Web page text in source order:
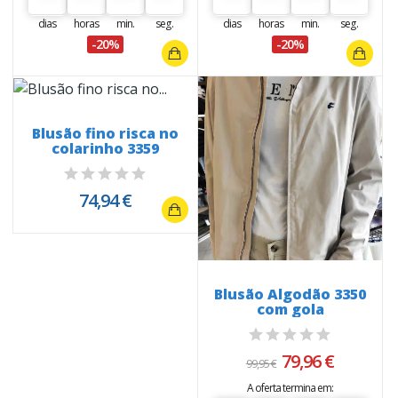
dias horas min. seg.
-20%
dias horas min. seg.
-20%
Blusão fino risca no
colarinho 3359
74,94 €
Blusão Algodão 3350
com gola
99,95 € 79,96 €
A oferta termina em: